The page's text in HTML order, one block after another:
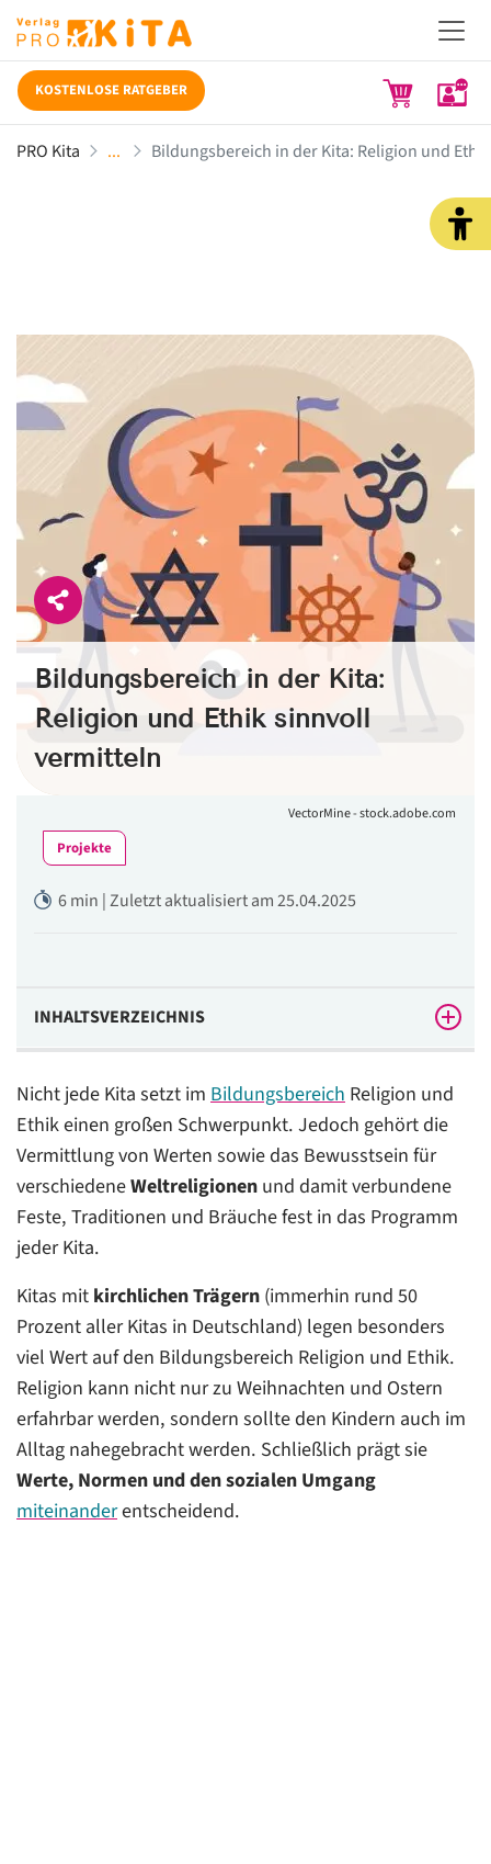
KOSTENLOSE RATGEBER
PRO Kita Bildungsbereich in der Kita: Religion und
Bildungsbereich in der Kita:
Religion und Ethik sinnvoll
vermitteln
VectorMine - stock.adobe.com
Projekte
6 min | Zuletzt aktualisiert am 25.04.2025
INHALTSVERZEICHNIS
der Kita so wichtig?
Wie lassen sich Religion und Glauben Kindern einfach
erklären?
Wie lässt sich Kindern Ethik näherbringen?
Wie bringt man Kindern andere Religionen näher?
Wie können Religion und Ethik in den Kita-Alltag
integriert werden?
Exkurs: Lieder, um Kinder in den Bereichen Religion
und Ethik zu fördern
Fazit: Religion und Ethik sind ein wichtiger
Bildungsbereich in der Kita
Nicht jede Kita setzt imBildungsbereichReligion und
Ethik einen großen Schwerpunkt. Jedoch gehört die
Vermittlung von Werten sowie das Bewusstsein für
verschiedeneWeltreligionenund damit verbundene
Feste, Traditionen und Bräuche fest in das Programm
jeder Kita.
Kitas mitkirchlichen Trägern(immerhin rund 50
Prozent aller Kitas in Deutschland) legen besonders
viel Wert auf den Bildungsbereich Religion und Ethik.
Religion kann nicht nur zu Weihnachten und Ostern
erfahrbar werden, sondern sollte den Kindern auch im
Alltag nahegebracht werden. Schließlich prägt sie
Werte, Normen und den sozialen Umgang
miteinanderentscheidend.